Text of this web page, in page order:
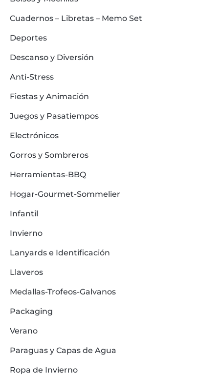
Cuadernos – Libretas – Memo Set
Deportes
Descanso y Diversión
Anti-Stress
Fiestas y Animación
Juegos y Pasatiempos
Electrónicos
Gorros y Sombreros
Herramientas-BBQ
Hogar-Gourmet-Sommelier
Infantil
Invierno
Lanyards e Identificación
Llaveros
Medallas-Trofeos-Galvanos
Packaging
Verano
Paraguas y Capas de Agua
Ropa de Invierno